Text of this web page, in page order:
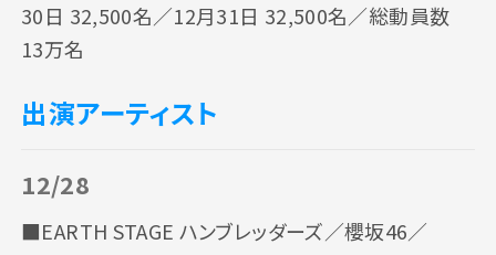
30日 32,500名／12月31日 32,500名／総動員数
13万名
出演アーティスト
12/28
■EARTH STAGE ハンブレッダーズ／櫻坂46／